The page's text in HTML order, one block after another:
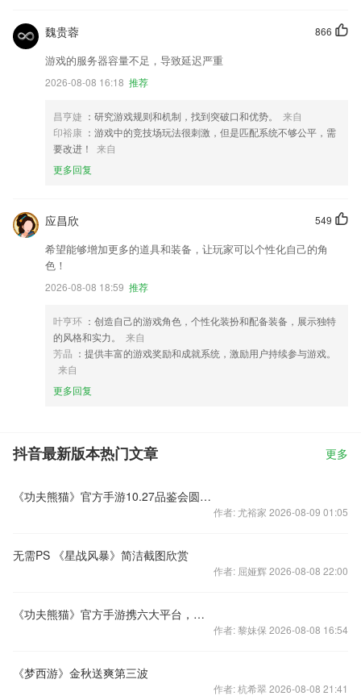
866
魏贵蓉
游戏的服务器容量不足，导致延迟严重
2026-08-08 16:18 推荐
昌亨婕 ：研究游戏规则和机制，找到突破口和优势。
来自
印裕康 ：游戏中的竞技场玩法很刺激，但是匹配系统不够公平，需
要改进！
来自
更多回复
549
应昌欣
希望能够增加更多的道具和装备，让玩家可以个性化自己的角
色！
2026-08-08 18:59 推荐
叶亨环 ：创造自己的游戏角色，个性化装扮和配备装备，展示独特
的风格和实力。
来自
芳晶 ：提供丰富的游戏奖励和成就系统，激励用户持续参与游戏。
来自
更多回复
抖音最新版本热门文章 更多
《功夫熊猫》官方手游10.27品鉴会圆满成功 11月公测
作者: 尤裕家 2026-08-09 01:05
无需PS 《星战风暴》简洁截图欣赏
作者: 屈娅辉 2026-08-08 22:00
《功夫熊猫》官方手游携六大平台，广邀抢流派创最强功夫
作者: 黎妹保 2026-08-08 16:54
《梦西游》金秋送爽第三波
作者: 杭希翠 2026-08-08 21:41